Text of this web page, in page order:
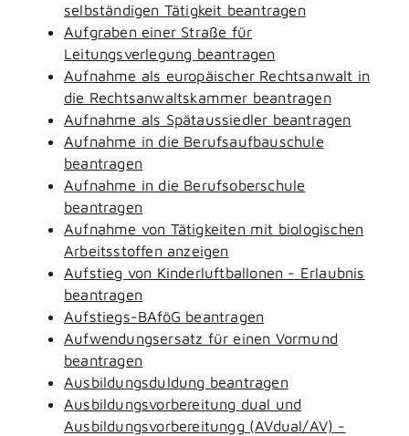
selbständigen Tätigkeit beantragen
Aufgraben einer Straße für
Leitungsverlegung beantragen
Aufnahme als europäischer Rechtsanwalt in
die Rechtsanwaltskammer beantragen
Aufnahme als Spätaussiedler beantragen
Aufnahme in die Berufsaufbauschule
beantragen
Aufnahme in die Berufsoberschule
beantragen
Aufnahme von Tätigkeiten mit biologischen
Arbeitsstoffen anzeigen
Aufstieg von Kinderluftballonen - Erlaubnis
beantragen
Aufstiegs-BAföG beantragen
Aufwendungsersatz für einen Vormund
beantragen
Ausbildungsduldung beantragen
Ausbildungsvorbereitung dual und
Ausbildungsvorbereitungg (AVdual/AV) -